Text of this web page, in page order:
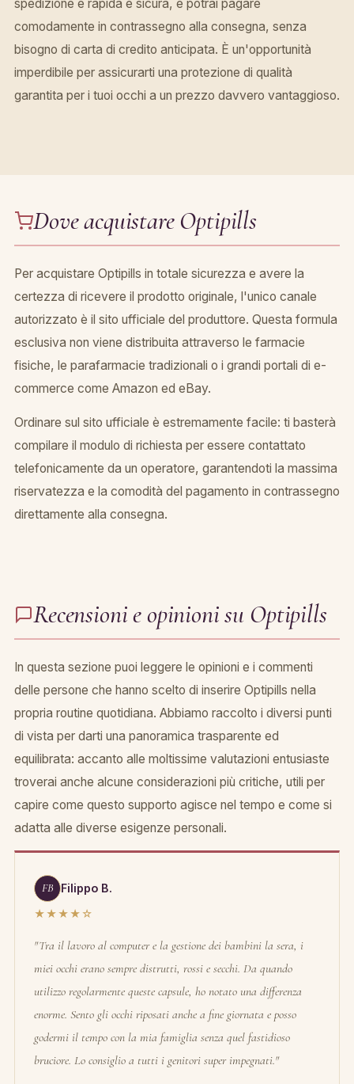
spedizione è rapida e sicura, e potrai pagare
comodamente in contrassegno alla consegna, senza
bisogno di carta di credito anticipata. È un'opportunità
imperdibile per assicurarti una protezione di qualità
garantita per i tuoi occhi a un prezzo davvero vantaggioso.
Dove acquistare Optipills
Per acquistare Optipills in totale sicurezza e avere la
certezza di ricevere il prodotto originale, l'unico canale
autorizzato è il sito ufficiale del produttore. Questa formula
esclusiva non viene distribuita attraverso le farmacie
fisiche, le parafarmacie tradizionali o i grandi portali di e-
commerce come Amazon ed eBay.
Ordinare sul sito ufficiale è estremamente facile: ti basterà
compilare il modulo di richiesta per essere contattato
telefonicamente da un operatore, garantendoti la massima
riservatezza e la comodità del pagamento in contrassegno
direttamente alla consegna.
Recensioni e opinioni su Optipills
In questa sezione puoi leggere le opinioni e i commenti
delle persone che hanno scelto di inserire Optipills nella
propria routine quotidiana. Abbiamo raccolto i diversi punti
di vista per darti una panoramica trasparente ed
equilibrata: accanto alle moltissime valutazioni entusiaste
troverai anche alcune considerazioni più critiche, utili per
capire come questo supporto agisce nel tempo e come si
adatta alle diverse esigenze personali.
FB Filippo B.
★★★★☆
"Tra il lavoro al computer e la gestione dei bambini la sera, i
miei occhi erano sempre distrutti, rossi e secchi. Da quando
utilizzo regolarmente queste capsule, ho notato una differenza
enorme. Sento gli occhi riposati anche a fine giornata e posso
godermi il tempo con la mia famiglia senza quel fastidioso
bruciore. Lo consiglio a tutti i genitori super impegnati."